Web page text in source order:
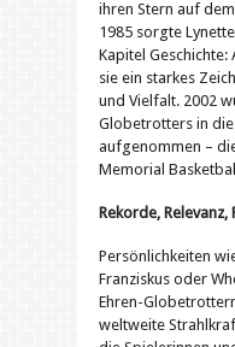
ihren Stern auf
1985 sorgte
Kapitel Geschichte:
sie ein starkes
und Vielfalt. 2002
Globetrotters in die
aufgenommen –
Memorial
Rekorde, Relevanz,
Persönlichkeiten
Franziskus oder
Ehren-
weltweite